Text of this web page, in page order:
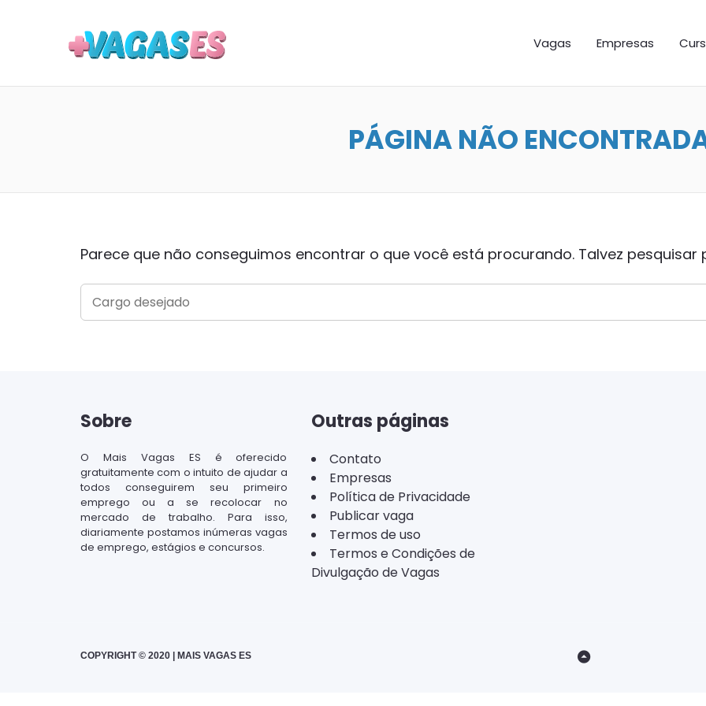
Vagas Empresas
PÁGINA NÃO
Parece que não conseguimos encontrar o que você está procurando. Talvez pesquisar
SEARCH
FOR:
Sobre
O Mais Vagas ES é oferecido
gratuitamente com o intuito de ajudar a
todos conseguirem seu primeiro
emprego ou a se recolocar no
mercado de trabalho. Para isso,
diariamente postamos inúmeras vagas
de emprego, estágios e concursos.
Outras páginas
Contato
Empresas
Política de Privacidade
Publicar vaga
Termos de uso
Termos e Condições de
Divulgação de Vagas
COPYRIGHT © 2020 | MAIS VAGAS ES
Back